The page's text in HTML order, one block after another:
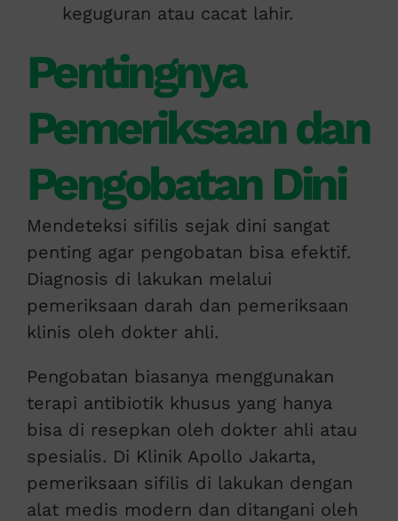
keguguran atau cacat lahir.
Pentingnya
Pemeriksaan dan
Pengobatan Dini
Mendeteksi sifilis sejak dini sangat
penting agar pengobatan bisa efektif.
Diagnosis di lakukan melalui
pemeriksaan darah dan pemeriksaan
klinis oleh dokter ahli.
Pengobatan biasanya menggunakan
terapi antibiotik khusus yang hanya
bisa di resepkan oleh dokter ahli atau
spesialis. Di Klinik Apollo Jakarta,
pemeriksaan sifilis di lakukan dengan
alat medis modern dan ditangani oleh